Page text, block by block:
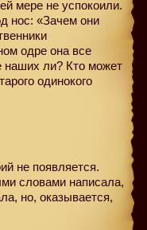
мере не успокоили.
нос: «Зачем они
одре она всe
наших ли? Кто может
одинокого
не появляется.
словами написала,
но, оказывается,